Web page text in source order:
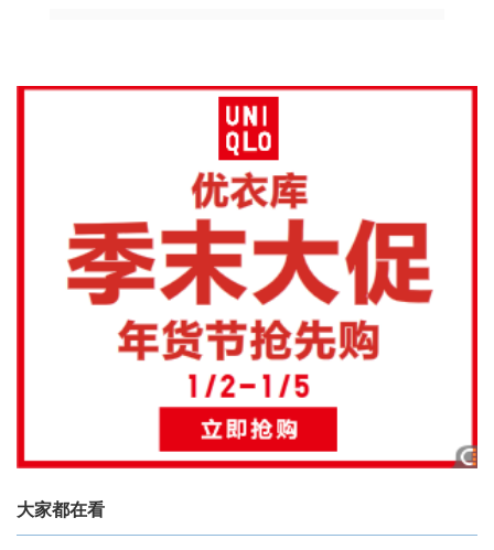
大家都在看